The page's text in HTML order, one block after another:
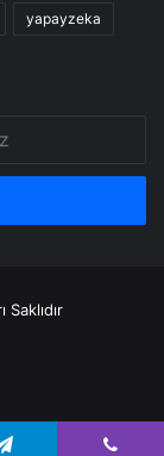
yapayzeka